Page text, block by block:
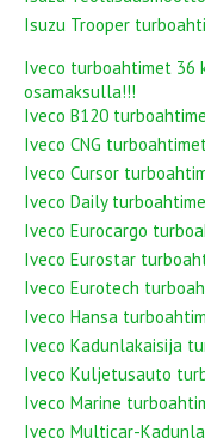
Isuzu Trooper
Iveco turboahtimet 36
osamaksulla!!!
Iveco B120
Iveco CNG
Iveco Cursor
Iveco Daily
Iveco Eurocargo
Iveco Eurostar
Iveco Eurotech
Iveco Hansa
Iveco Kadunlakaisija
Iveco Kuljetusauto
Iveco Marine
Iveco Multicar-